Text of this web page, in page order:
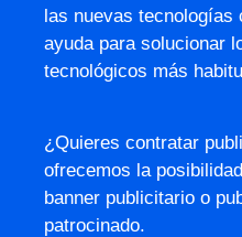
las nuevas tecnologías
ayuda para solucionar
tecnológicos más
¿Quieres contratar
ofrecemos la
banner publicitario o
patrocinado.